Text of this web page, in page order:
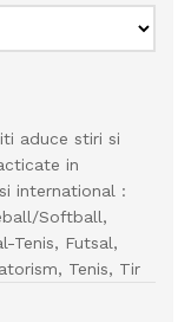
aduce stiri si
in
international :
Softball,
Tenis, Futsal,
Tenis, Tir